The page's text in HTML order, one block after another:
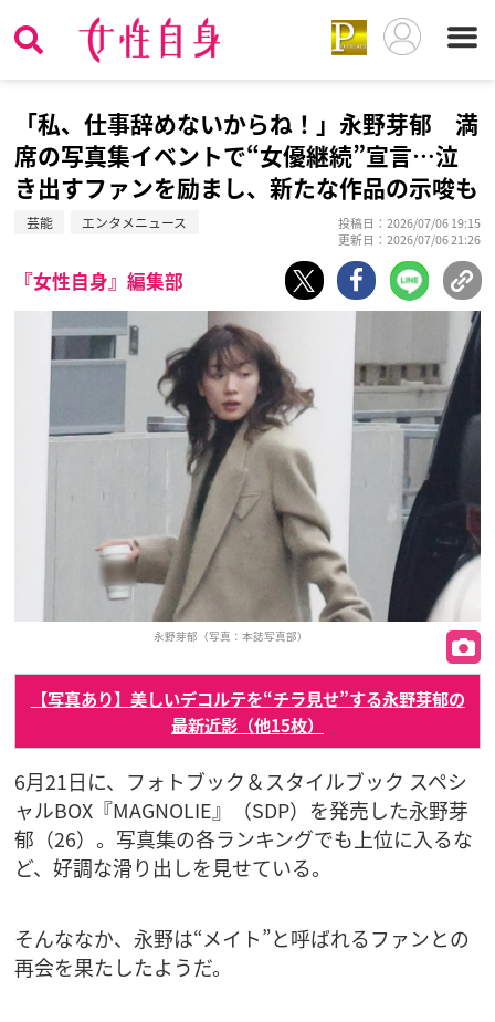
「私、仕事辞めないからね！」永野芽郁 満
席の写真集イベントで“女優継続”宣言…泣
き出すファンを励まし、新たな作品の示唆も
芸能 エンタメニュース
投稿日：2026/07/06 19:15
更新日：2026/07/06 21:26
『女性自身』編集部
永野芽郁（写真：本誌写真部）
【写真あり】美しいデコルテを“チラ見せ”する永野芽郁の
最新近影（他15枚）
6月21日に、フォトブック＆スタイルブック スペシ
ャルBOX『MAGNOLIE』（SDP）を発売した永野芽
郁（26）。写真集の各ランキングでも上位に入るな
ど、好調な滑り出しを見せている。
そんななか、永野は“メイト”と呼ばれるファンとの
再会を果たしたようだ。